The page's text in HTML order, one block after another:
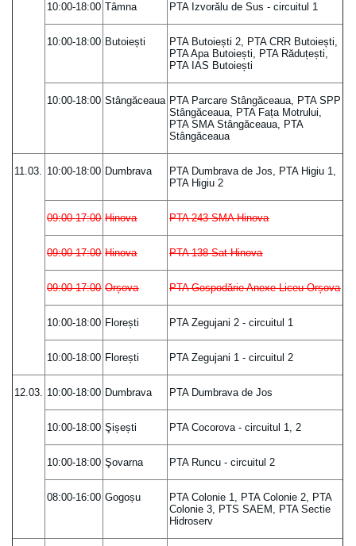
10:00-18:00 Tâmna PTA Izvorălu de Sus - circuitul 1
10:00-18:00 Butoiești
PTA Butoiești 2, PTA CRR Butoiești,
PTA Apa Butoiești, PTA Răduțești,
PTA IAS Butoiești
10:00-18:00 Stângăceaua PTA Parcare Stângăceaua, PTA SPP
Stângăceaua, PTA Fața Motrului,
PTA SMA Stângăceaua, PTA
Stângăceaua
11.03. 10:00-18:00 Dumbrava
PTA Dumbrava de Jos, PTA Higiu 1,
PTA Higiu 2
09:00-17:00 Hinova PTA 243 SMA Hinova
09:00-17:00 Hinova PTA 138 Sat Hinova
09:00-17:00 Orșova PTA Gospodărie Anexe Liceu Orșova
10:00-18:00 Florești PTA Zegujani 2 - circuitul 1
10:00-18:00 Florești PTA Zegujani 1 - circuitul 2
12.03. 10:00-18:00 Dumbrava PTA Dumbrava de Jos
10:00-18:00 Şișești PTA Cocorova - circuitul 1, 2
10:00-18:00 Şovarna PTA Runcu - circuitul 2
08:00-16:00 Gogoșu
PTA Colonie 1, PTA Colonie 2, PTA
Colonie 3, PTS SAEM, PTA Sectie
Hidroserv